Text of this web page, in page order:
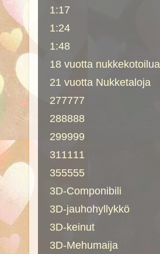
1:17
1:24
1:48
18 vuotta nukkekotoilua
21 vuotta Nukketaloja
277777
288888
299999
311111
355555
3D-Componibili
3D-jauhohyllykkö
3D-keinut
3D-Mehumaija